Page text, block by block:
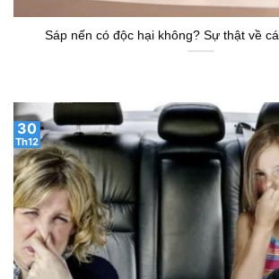
Sáp nến có độc hại không? Sự thật về
30
Th12